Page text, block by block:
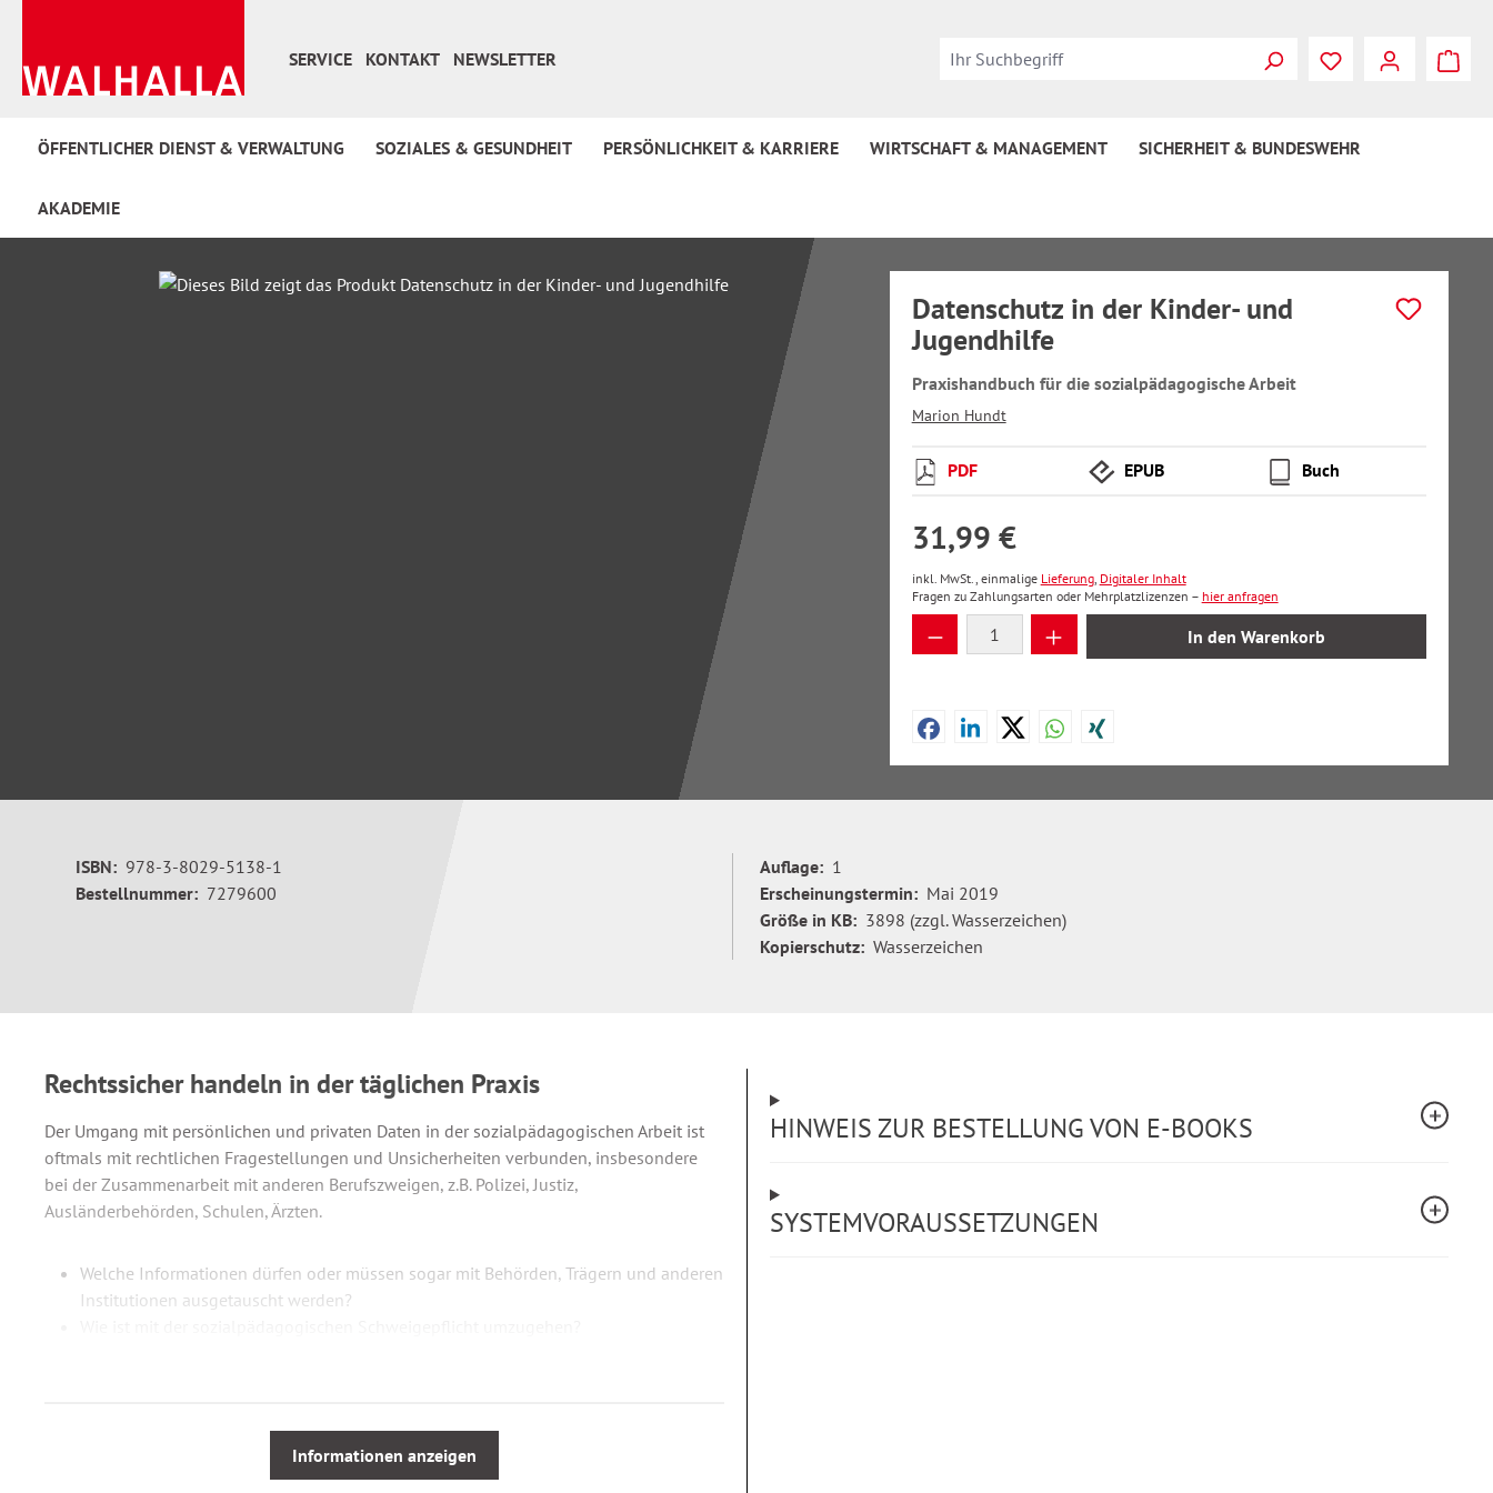
SERVICE
KONTAKT NEWSLETTER
ÖFFENTLICHER DIENST & VERWALTUNG SOZIALES & GESUNDHEIT PERSÖNLICHKEIT & KARRIERE WIRTSCHAFT & MANAGEMENT SICHERHEIT & BUNDESWEHR
AKADEMIE
Bildergalerie überspringen
Datenschutz in der Kinder- und
Jugendhilfe
Praxishandbuch für die sozialpädagogische Arbeit
Marion Hundt
PDF EPUB Buch
31,99 €
inkl. MwSt., einmalige Lieferung, Digitaler Inhalt
Fragen zu Zahlungsarten oder Mehrplatzlizenzen – hier anfragen
Produkt Anzahl: Gib den gewünschten Wert ein
In den Warenkorb
ISBN: 978-3-8029-5138-1
Bestellnummer: 7279600
Auflage: 1
Erscheinungstermin: Mai 2019
Größe in KB: 3898 (zzgl. Wasserzeichen)
Kopierschutz: Wasserzeichen
Rechtssicher handeln in der täglichen Praxis
Der Umgang mit persönlichen und privaten Daten in der sozialpädagogischen Arbeit ist
oftmals mit rechtlichen Fragestellungen und Unsicherheiten verbunden, insbesondere
bei der Zusammenarbeit mit anderen Berufszweigen, z.B. Polizei, Justiz,
Ausländerbehörden, Schulen, Ärzten.
Welche Informationen dürfen oder müssen sogar mit Behörden, Trägern und anderen
Institutionen ausgetauscht werden?
Ihren beruflichen und Alltag und informieren Sie sich.
Informationen anzeigen
HINWEIS ZUR BESTELLUNG VON E-BOOKS
SYSTEMVORAUSSETZUNGEN